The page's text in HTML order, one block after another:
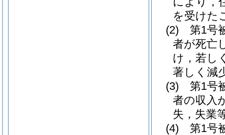
を受けた
(2)
第1号
者が死亡
け，若し
著しく減
(3)
第1号
者の収入
失，失業
(4)
第1号